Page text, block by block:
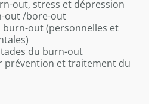
out, stress et dépression
out /bore-out
burn-out (personnelles et
du burn-out
prévention et traitement du